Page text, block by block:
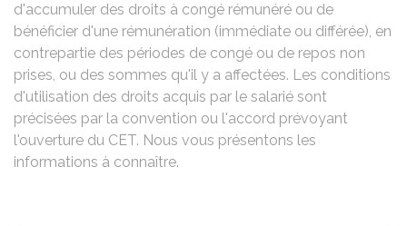
d'accumuler des droits à congé rémunéré ou de
bénéficier d'une rémunération (immédiate ou différée), en
contrepartie des périodes de congé ou de repos non
prises, ou des sommes qu'il y a affectées. Les conditions
d'utilisation des droits acquis par le salarié sont
précisées par la convention ou l'accord prévoyant
l'ouverture du CET. Nous vous présentons les
informations à connaître.